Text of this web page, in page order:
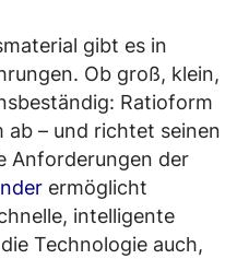
gibt es in
Ob groß, klein,
Ratioform
ab – und richtet seinen
Anforderungen der
ermöglicht
intelligente
Technologie auch,